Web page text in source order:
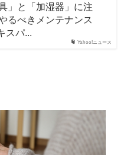
Yahoo!ニュース
」と「加湿器」に注
るべきメンテナンス
スパ...